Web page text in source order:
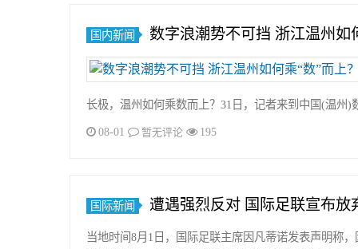
国内新闻 数字浪潮势不可挡 浙江温州如
长极，温州如何乘数而上？31日，记者来到中国(温州
08-01 暂无评论 195
国际新闻 遭遇强烈反对 国际足联宣布放
当地时间8月1日，国际足联主席因凡蒂诺发表声明称